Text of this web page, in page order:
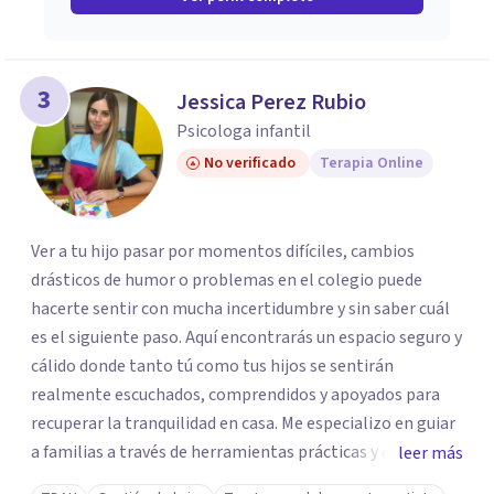
3 Jessica Perez Rubio
Psicologa infantil
No verificado Terapia Online
Ver a tu hijo pasar por momentos difíciles, cambios
drásticos de humor o problemas en el colegio puede
hacerte sentir con mucha incertidumbre y sin saber cuál
es el siguiente paso. Aquí encontrarás un espacio seguro y
cálido donde tanto tú como tus hijos se sentirán
realmente escuchados, comprendidos y apoyados para
recuperar la tranquilidad en casa. Me especializo en guiar
a familias a través de herramientas prácticas y dinámicas
adaptadas a la edad de cada menor, dejando de lado las
leer más